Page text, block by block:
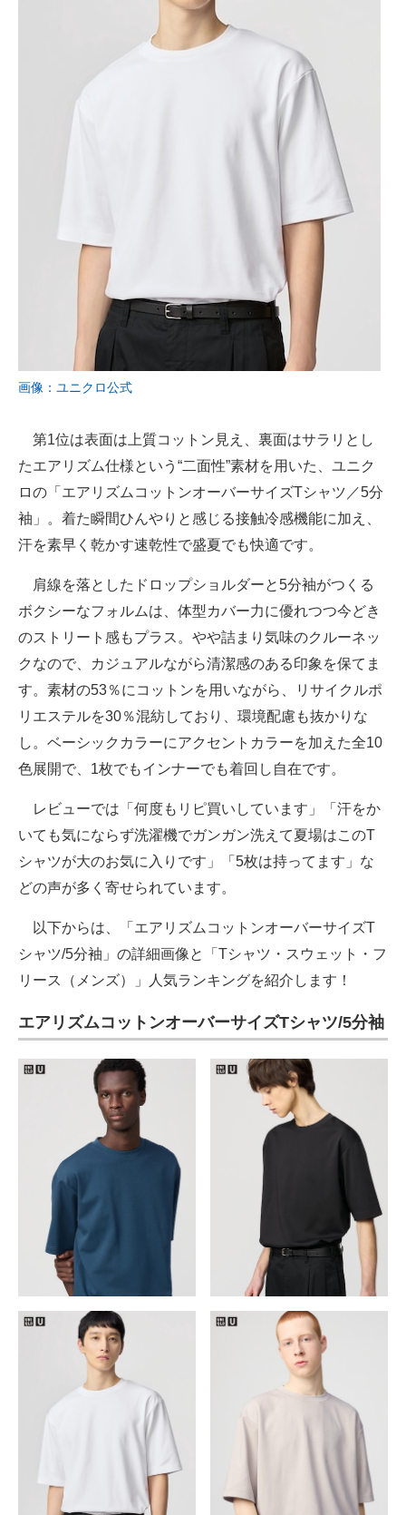
画像：ユニクロ公式
第1位は表面は上質コットン見え、裏面はサラリとし
たエアリズム仕様という“二面性”素材を用いた、ユニク
ロの「エアリズムコットンオーバーサイズTシャツ／5分
袖」。着た瞬間ひんやりと感じる接触冷感機能に加え、
汗を素早く乾かす速乾性で盛夏でも快適です。
肩線を落としたドロップショルダーと5分袖がつくる
ボクシーなフォルムは、体型カバー力に優れつつ今どき
のストリート感もプラス。やや詰まり気味のクルーネッ
クなので、カジュアルながら清潔感のある印象を保てま
す。素材の53％にコットンを用いながら、リサイクルポ
リエステルを30％混紡しており、環境配慮も抜かりな
し。ベーシックカラーにアクセントカラーを加えた全10
色展開で、1枚でもインナーでも着回し自在です。
レビューでは「何度もリピ買いしています」「汗をか
いても気にならず洗濯機でガンガン洗えて夏場はこのT
シャツが大のお気に入りです」「5枚は持ってます」な
どの声が多く寄せられています。
以下からは、「エアリズムコットンオーバーサイズT
シャツ/5分袖」の詳細画像と「Tシャツ・スウェット・フ
リース（メンズ）」人気ランキングを紹介します！
エアリズムコットンオーバーサイズTシャツ/5分袖